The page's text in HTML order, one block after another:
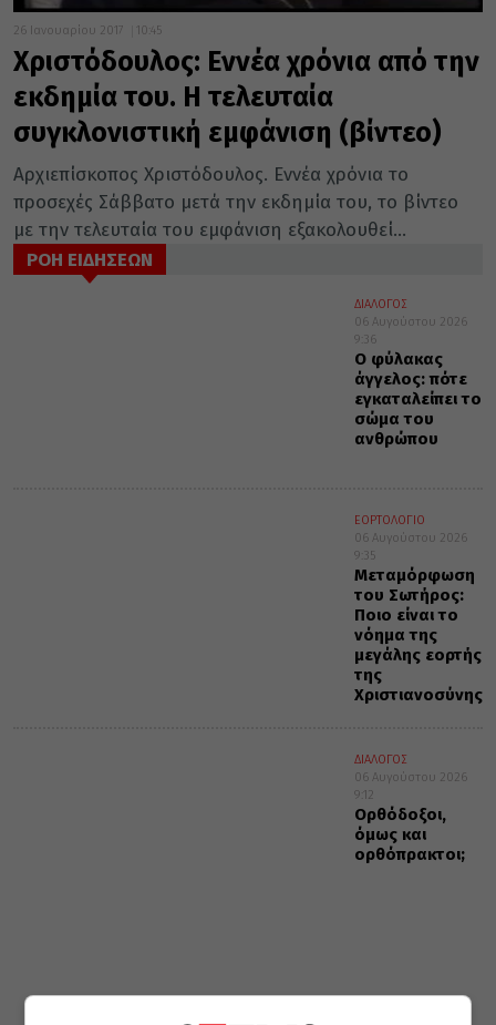
26 Ιανουαρίου 2017 10:45
Χριστόδουλος: Εννέα χρόνια από την
εκδημία του. Η τελευταία
συγκλονιστική εμφάνιση (βίντεο)
Αρχιεπίσκοπος Χριστόδουλος. Εννέα χρόνια το
προσεχές Σάββατο μετά την εκδημία του, το βίντεο
με την τελευταία του εμφάνιση εξακολουθεί...
ΡΟΗ ΕΙΔΗΣΕΩΝ
ΔΙΑΛΟΓΟΣ
06 Αυγούστου 2026
9:36
Ο φύλακας
άγγελος: πότε
εγκαταλείπει το
σώμα του
ανθρώπου
ΕΟΡΤΟΛΟΓΙΟ
06 Αυγούστου 2026
9:35
Μεταμόρφωση
του Σωτήρος:
Ποιο είναι το
νόημα της
μεγάλης εορτής
της
Χριστιανοσύνης
ΔΙΑΛΟΓΟΣ
06 Αυγούστου 2026
9:12
Ορθόδοξοι,
όμως και
ορθόπρακτοι;